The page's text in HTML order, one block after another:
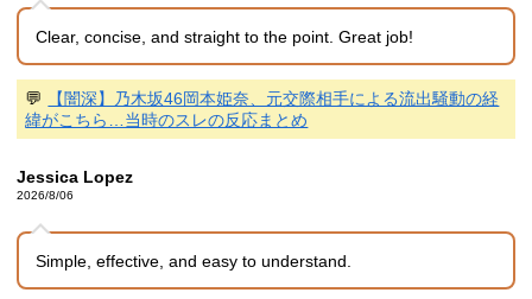
Clear, concise, and straight to the point. Great job!
💬
【闇深】乃木坂46岡本姫奈、元交際相手による流出騒動の経
緯がこちら…当時のスレの反応まとめ
Jessica Lopez
2026/8/06
Simple, effective, and easy to understand.